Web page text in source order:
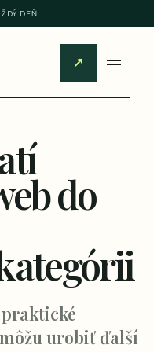
DEŇ
↗
do
urobiť ďalší